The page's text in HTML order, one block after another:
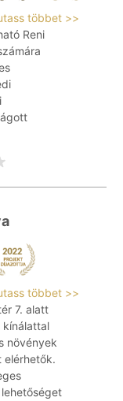
többet >>
Reni
többet >>
7. alatt
kínálattal
növények
elérhetők.